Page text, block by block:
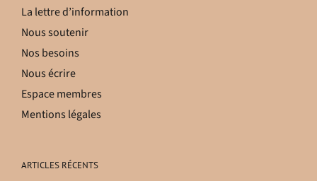
La lettre d’information
Nous soutenir
Nos besoins
Nous écrire
Espace membres
Mentions légales
ARTICLES RÉCENTS